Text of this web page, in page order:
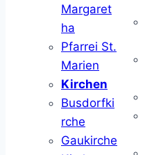
Margaret
ha
Pfarrei St.
Marien
Kirchen
Busdorfki
rche
Gaukirche